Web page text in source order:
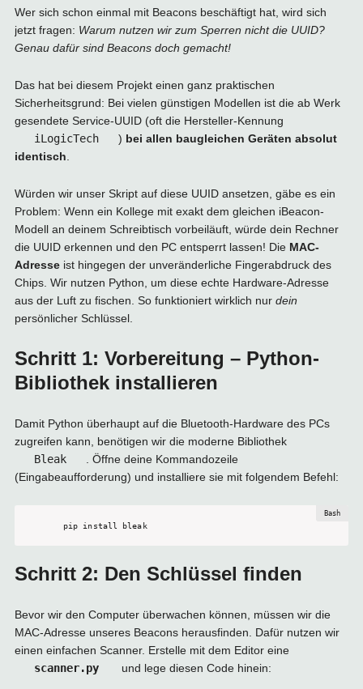
Wer sich schon einmal mit Beacons beschäftigt hat, wird sich
jetzt fragen: Warum nutzen wir zum Sperren nicht die UUID?
Genau dafür sind Beacons doch gemacht!
Das hat bei diesem Projekt einen ganz praktischen
Sicherheitsgrund: Bei vielen günstigen Modellen ist die ab Werk
gesendete Service-UUID (oft die Hersteller-Kennung
iLogicTech
) bei allen baugleichen Geräten absolut
identisch
Würden wir unser Skript auf diese UUID ansetzen, gäbe es ein
Problem: Wenn ein Kollege mit exakt dem gleichen iBeacon-
Modell an deinem Schreibtisch vorbeiläuft, würde dein Rechner
die UUID erkennen und den PC entsperrt lassen! Die MAC-
Adresseist hingegen der unveränderliche Fingerabdruck des
Chips. Wir nutzen Python, um diese echte Hardware-Adresse
aus der Luft zu fischen. So funktioniert wirklich nur dein
persönlicher Schlüssel.
Schritt 1: Vorbereitung – Python-
Bibliothek installieren
Damit Python überhaupt auf die Bluetooth-Hardware des PCs
zugreifen kann, benötigen wir die moderne Bibliothek
Bleak
. Öffne deine Kommandozeile
(Eingabeaufforderung) und installiere sie mit folgendem Befehl:
pip install bleak
Schritt 2: Den Schlüssel finden
Bevor wir den Computer überwachen können, müssen wir die
MAC-Adresse unseres Beacons herausfinden. Dafür nutzen wir
einen einfachen Scanner. Erstelle mit dem Editor eine
scanner.py
und lege diesen Code hinein: